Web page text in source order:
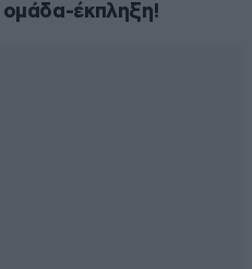
ομάδα-έκπληξη!